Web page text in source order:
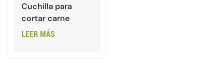
Cuchilla para
cortar carne
LEER MÁS